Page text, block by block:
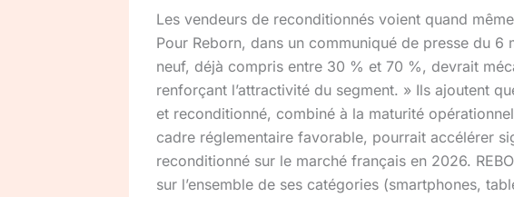
Les vendeurs de reconditionnés voient quand
Pour Reborn, dans un communiqué de presse du 6
neuf, déjà compris entre 30 % et 70 %, devrait
renforçant l’attractivité du segment. » Ils ajoutent
et reconditionné, combiné à la maturité
cadre réglementaire favorable, pourrait accélérer
reconditionné sur le marché français en 2026.
sur l’ensemble de ses catégories (smartphones,